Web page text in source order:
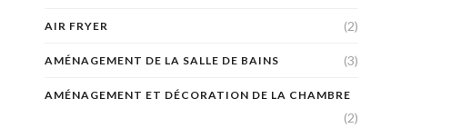
AIR FRYER (2)
AMÉNAGEMENT DE LA SALLE DE BAINS (3)
AMÉNAGEMENT ET DÉCORATION DE LA CHAMBRE
(2)